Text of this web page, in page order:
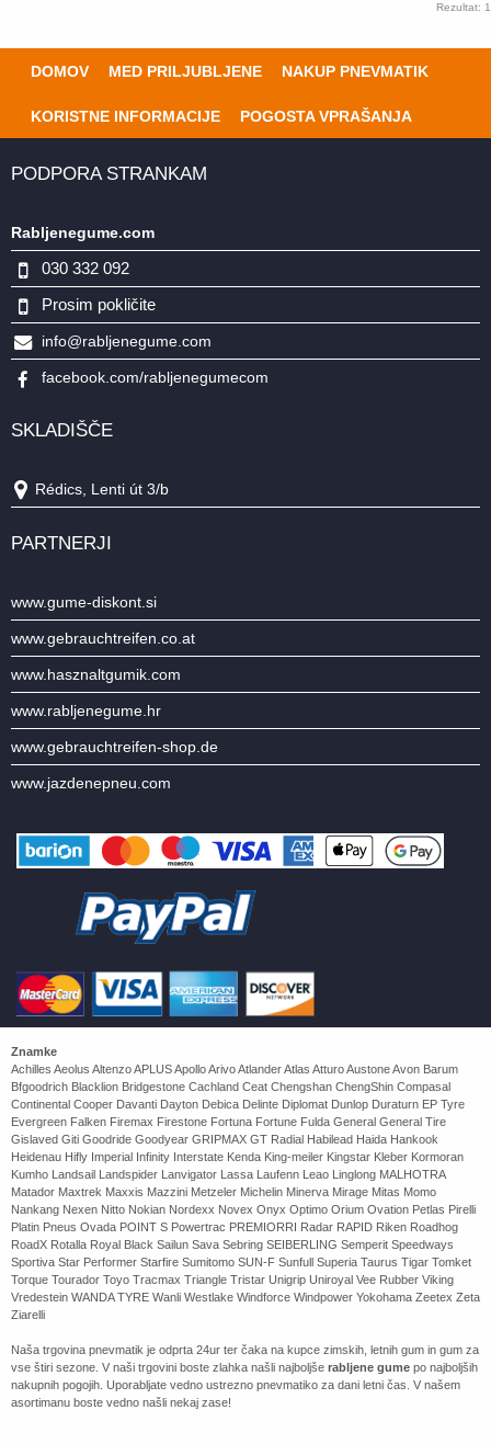
Rezultat: 1
DOMOV MED PRILJUBLJENE NAKUP PNEVMATIK
KORISTNE INFORMACIJE POGOSTA VPRAŠANJA
PODPORA STRANKAM
Rabljenegume.com
030 332 092
Prosim pokličite
info@rabljenegume.com
facebook.com/rabljenegumecom
SKLADIŠČE
Rédics, Lenti út 3/b
PARTNERJI
www.gume-diskont.si
www.gebrauchtreifen.co.at
www.hasznaltgumik.com
www.rabljenegume.hr
www.gebrauchtreifen-shop.de
www.jazdenepneu.com
Znamke
Achilles Aeolus Altenzo APLUS Apollo Arivo Atlander Atlas Atturo Austone Avon Barum
Bfgoodrich Blacklion Bridgestone Cachland Ceat Chengshan ChengShin Compasal
Continental Cooper Davanti Dayton Debica Delinte Diplomat Dunlop Duraturn EP Tyre
Evergreen Falken Firemax Firestone Fortuna Fortune Fulda General General Tire
Gislaved Giti Goodride Goodyear GRIPMAX GT Radial Habilead Haida Hankook
Heidenau Hifly Imperial Infinity Interstate Kenda King-meiler Kingstar Kleber Kormoran
Kumho Landsail Landspider Lanvigator Lassa Laufenn Leao Linglong MALHOTRA
Matador Maxtrek Maxxis Mazzini Metzeler Michelin Minerva Mirage Mitas Momo
Nankang Nexen Nitto Nokian Nordexx Novex Onyx Optimo Orium Ovation Petlas Pirelli
Platin Pneus Ovada POINT S Powertrac PREMIORRI Radar RAPID Riken Roadhog
RoadX Rotalla Royal Black Sailun Sava Sebring SEIBERLING Semperit Speedways
Sportiva Star Performer Starfire Sumitomo SUN-F Sunfull Superia Taurus Tigar Tomket
Torque Tourador Toyo Tracmax Triangle Tristar Unigrip Uniroyal Vee Rubber Viking
Vredestein WANDA TYRE Wanli Westlake Windforce Windpower Yokohama Zeetex Zeta
Ziarelli
Naša trgovina pnevmatik je odprta 24ur ter čaka na kupce zimskih, letnih gum in gum za
vse štiri sezone. V naši trgovini boste zlahka našli najboljše rabljene gume po najboljših
nakupnih pogojih. Uporabljate vedno ustrezno pnevmatiko za dani letni čas. V našem
asortimanu boste vedno našli nekaj zase!